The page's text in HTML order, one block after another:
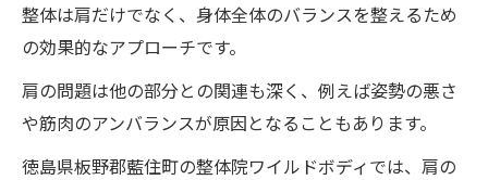
整体は肩だけでなく、身体全体のバランスを整えるため
の効果的なアプローチです。
肩の問題は他の部分との関連も深く、例えば姿勢の悪さ
や筋肉のアンバランスが原因となることもあります。
徳島県板野郡藍住町の整体院ワイルドボディでは、肩の